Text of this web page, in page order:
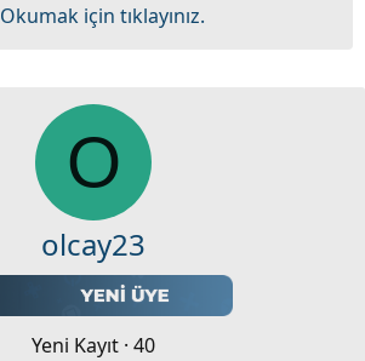
Okumak için tıklayınız.
O
olcay23
Yeni Kayıt · 40